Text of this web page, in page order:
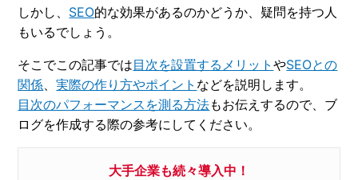
しかし、 SEO的な効果があるのかどうか、疑問を持つ人
もいるでしょう。
そこでこの記事では目次を設置するメリットやSEOとの
関係、実際の作り方やポイント などを説明します。
目次のパフォーマンスを測る方法もお伝えするので、ブ
ログを作成する際の参考にしてください。
大手企業も続々導入中！